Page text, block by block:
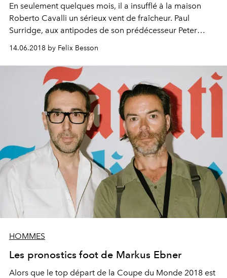
En seulement quelques mois, il a insufflé à la maison
Roberto Cavalli un sérieux vent de fraîcheur. Paul
Surridge, aux antipodes de son prédécesseur Peter
l'institution italienne dans le futur. Nous l'avons
rencontré à l'occasion de son premier défilé homme, cis
dans un couvent sur les hauteurs de Florence. Portrait.
14.06.2018 by Felix Besson
HOMMES
Les pronostics foot de Markus Ebner
Alors que le top départ de la Coupe du Monde 2018 est